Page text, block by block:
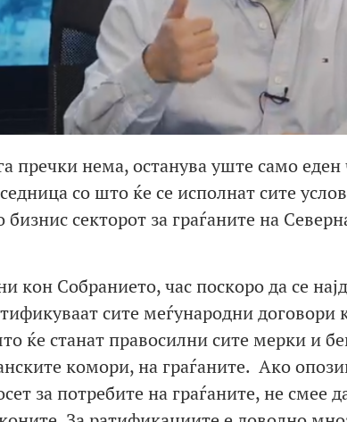
пречки нема, останува уште само
со што ќе се исполнат сите
секторот за граѓаните на
кон Собранието, час поскоро да се
сите меѓународни договори
ќе станат правосилни сите мерки и
комори, на граѓаните. Ако
за потребите на граѓаните, не смее